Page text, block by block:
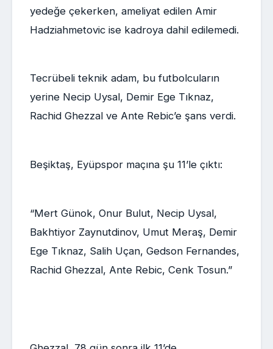
yedeğe çekerken, ameliyat edilen Amir
Hadziahmetovic ise kadroya dahil edilemedi.
Tecrübeli teknik adam, bu futbolcuların
yerine Necip Uysal, Demir Ege Tıknaz,
Rachid Ghezzal ve Ante Rebic’e şans verdi.
Beşiktaş, Eyüpspor maçına şu 11’le çıktı:
“Mert Günok, Onur Bulut, Necip Uysal,
Bakhtiyor Zaynutdinov, Umut Meraş, Demir
Ege Tıknaz, Salih Uçan, Gedson Fernandes,
Rachid Ghezzal, Ante Rebic, Cenk Tosun.”